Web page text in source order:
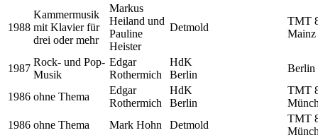
1988
Kammermusik
mit Klavier für
drei oder mehr
Markus
Heiland und
Pauline
Heister
Detmold
TMT
Mainz
1987
Rock- und Pop-
Musik
Edgar
Rothermich
HdK
Berlin
Berlin
1986 ohne Thema
Edgar
Rothermich
HdK
Berlin
TMT
1986 ohne Thema Mark Hohn Detmold
TMT